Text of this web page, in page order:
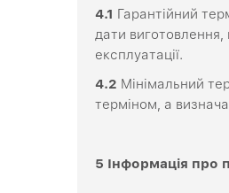
4.1 Гарантійний
дати
експлуатації.
4.2 Мінімальний
терміном, а
5 Інформація про